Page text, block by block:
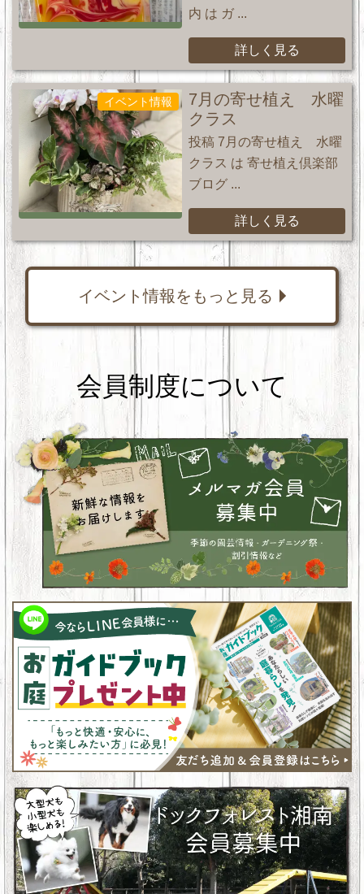
内 は ガ ...
詳しく見る
イベント情報
7月の寄せ植え 水曜
クラス
投稿 7月の寄せ植え 水曜
クラス は 寄せ植え倶楽部
ブログ ...
詳しく見る
イベント情報をもっと見る
会員制度について